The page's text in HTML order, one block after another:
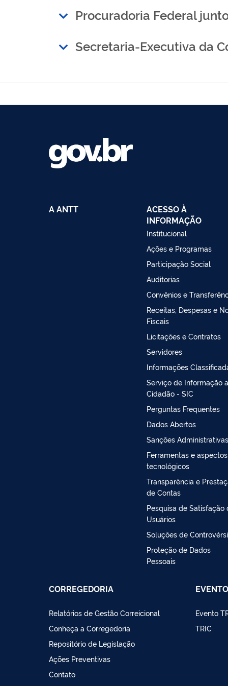
Procuradoria Federal
Secretaria-Executiva da
A ANTT
ACESSO À
INFORMAÇÃO
Institucional
Ações e Programas
Participação Social
Auditorias
Convênios e
Receitas, Despesas e
Fiscais
Licitações e Contratos
Servidores
Informações
Serviço de Informação
Cidadão - SIC
Perguntas Frequentes
Dados Abertos
Sanções Administrativas
Ferramentas e aspectos
tecnológicos
Transparência e
de Contas
Pesquisa de Satisfação
Usuários
Soluções de
Proteção de Dados
Pessoais
CORREGEDORIA
Relatórios de Gestão Correicional
Conheça a Corregedoria
Repositório de Legislação
Ações Preventivas
Contato
Evento
TRIC